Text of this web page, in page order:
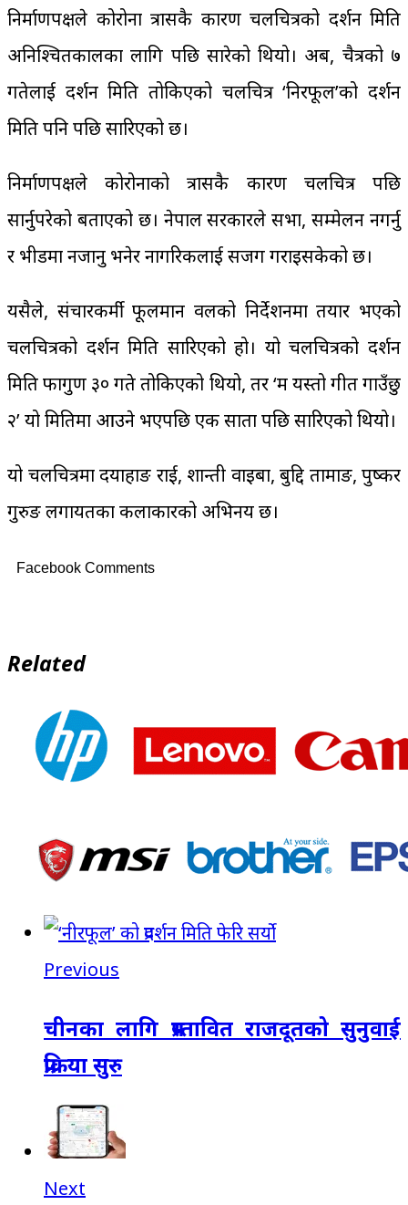
निर्माणपक्षले कोरोना त्रासकै कारण चलचित्रको प्रदर्शन मिति
अनिश्चितकालका लागि पछि सारेको थियो। अब, चैत्रको ७
गतेलाई प्रदर्शन मिति तोकिएको चलचित्र ‘निरफूल’को प्रदर्शन
मिति पनि पछि सारिएको छ।
निर्माणपक्षले कोरोनाको त्रासकै कारण चलचित्र पछि
सार्नुपरेको बताएको छ। नेपाल सरकारले सभा, सम्मेलन नगर्नु
र भीडमा नजानु भनेर नागरिकलाई सजग गराइसकेको छ।
यसैले, संचारकर्मी फूलमान वलको निर्देशनमा तयार भएको
चलचित्रको प्रदर्शन मिति सारिएको हो। यो चलचित्रको प्रदर्शन
मिति फागुण ३० गते तोकिएको थियो, तर ‘म यस्तो गीत गाउँछु
२’ यो मितिमा आउने भएपछि एक साता पछि सारिएको थियो।
यो चलचित्रमा दयाहाङ राई, शान्ती वाइबा, बुद्दि तामाङ, पुष्कर
गुरुङ लगायतका कलाकारको अभिनय छ।
Facebook Comments
Related
Previous
चीनका लागि प्रस्तावित राजदूतको सुनुवाई
प्रक्रिया सुरु
Next